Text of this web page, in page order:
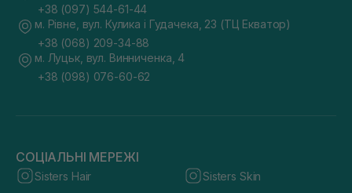
+38 (097) 544-61-44
м. Рівне, вул. Кулика і Гудачека, 23 (ТЦ Екватор)
+38 (068) 209-34-88
м. Луцьк, вул. Винниченка, 4
+38 (098) 076-60-62
СОЦІАЛЬНІ МЕРЕЖІ
Sisters Hair Sisters Skin